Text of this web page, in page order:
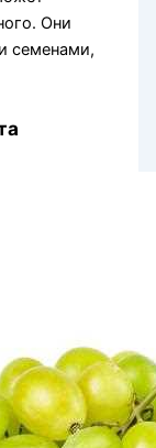
Они
семенами,